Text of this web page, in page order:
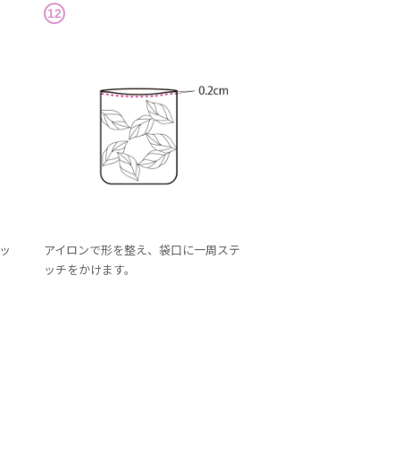
12
アイロンで形を整え、袋口に一周ステ
ッチをかけます。